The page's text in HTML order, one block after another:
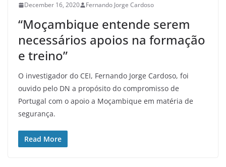
December 16, 2020 Fernando Jorge Cardoso
“Moçambique entende serem
necessários apoios na formação
e treino”
O investigador do CEI, Fernando Jorge Cardoso, foi
ouvido pelo DN a propósito do compromisso de
Portugal com o apoio a Moçambique em matéria de
segurança.
Read More